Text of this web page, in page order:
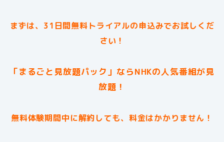
まずは、31日間無料トライアルの申込みでお試しくだ
さい！
「まるごと見放題パック」ならNHKの人気番組が見
放題！
無料体験期間中に解約しても、料金はかかりません！